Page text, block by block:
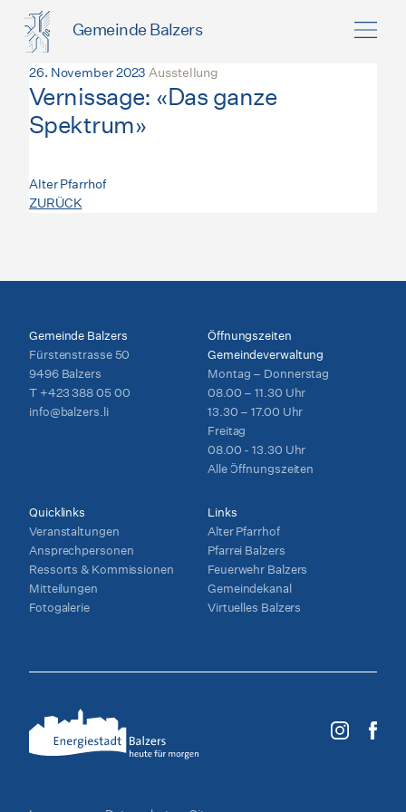
Gemeinde Balzers
26. November 2023 Ausstellung
Vernissage: «Das ganze
Spektrum»
Alter Pfarrhof
ZURÜCK
Gemeinde Balzers
Fürstenstrasse 50
9496 Balzers
T +423 388 05 00
info@balzers.li
Öffnungszeiten
Gemeindeverwaltung
Montag – Donnerstag
08.00 – 11.30 Uhr
13.30 – 17.00 Uhr
Freitag
08.00 - 13.30 Uhr
Alle Öffnungszeiten
Quicklinks
Veranstaltungen
Ansprechpersonen
Ressorts & Kommissionen
Mitteilungen
Fotogalerie
Links
Alter Pfarrhof
Pfarrei Balzers
Feuerwehr Balzers
Gemeindekanal
Virtuelles Balzers